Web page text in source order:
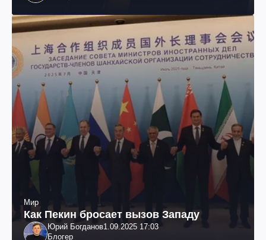
Мир
Как Пекин бросает вызов Западу
Юрий Богданов1.09.2025 17:03
Блогер